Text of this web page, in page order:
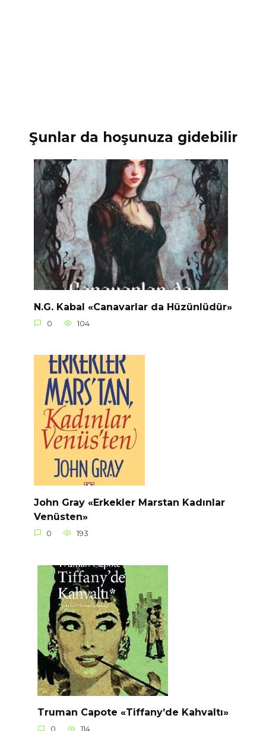
Şunlar da hoşunuza gidebilir
N.G. Kabal «Canavarlar da Hüzünlüdür»
0 104
John Gray «Erkekler Marstan Kadınlar
Venüsten»
0 193
Truman Capote «Tiffany’de Kahvaltı»
0 114